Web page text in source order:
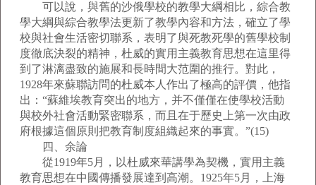
可以說，與舊的沙俄學校的教學大綱相比，綜合教
學大綱與綜合教學法更新了教學內容和方法，確立了學
校與社會生活密切聯系，表明了與死教死學的舊學校制
度徹底決裂的精神，杜威的實用主義教育思想在這里得
到了淋漓盡致的施展和長時間大范圍的推行。對此，
1928年來蘇聯訪問的杜威本人作出了極高的評價，他指
出：“蘇維埃教育突出的地方，并不僅僅在使學校活動
與校外社會活動緊密聯系，而且在于歷史上第一次由政
府根據這個原則把教育制度組織起來的事實。”(15)
四、余論
從1919年5月，以杜威來華講學為契機，實用主義
教育思想在中國傳播發展達到高潮。1925年5月，上海